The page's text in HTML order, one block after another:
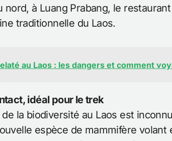
nord, à Luang Prabang, le
traditionnelle du Laos.
au Laos : les dangers et comment
idéal pour le trek
la biodiversité au Laos est
espèce de mammifère volant